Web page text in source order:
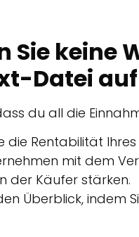
Sie keine
Datei
du all die
die Rentabilität
mit dem
der Käufer stärken.
Überblick, indem